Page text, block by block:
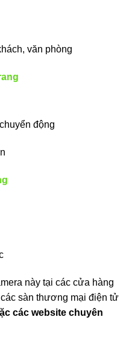
văn phòng
động
này tại các cửa hàng
sàn thương mại điện tử
các website chuyên